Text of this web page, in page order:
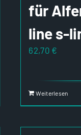
für
line s-
62,70 €
Weiterlesen